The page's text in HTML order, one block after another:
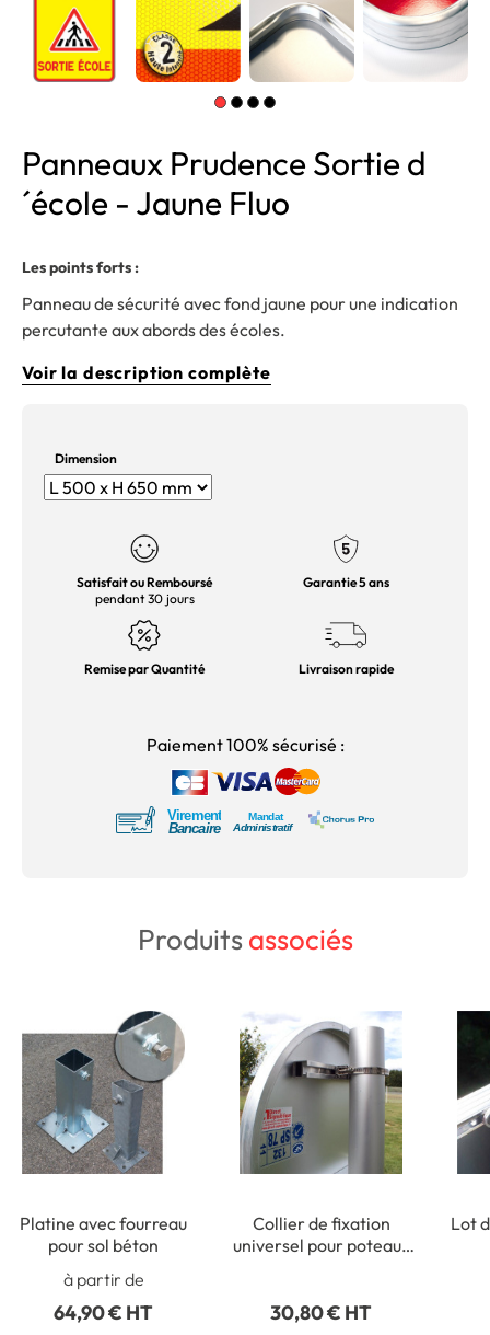
Panneaux Prudence Sortie d
´école - Jaune Fluo
Les points forts :
Panneau de sécurité avec fond jaune pour une indication
percutante aux abords des écoles.
Voir la description complète
Dimension
Satisfait ou Remboursé
pendant 30 jours
Garantie 5 ans
Remise par Quantité Livraison rapide
Paiement 100% sécurisé :
Produitsassociés
Platine avec fourreau
pour sol béton
à partir de
64,90 € HT
Collier de fixation
universel pour poteaux
30,80 € HT
Lot